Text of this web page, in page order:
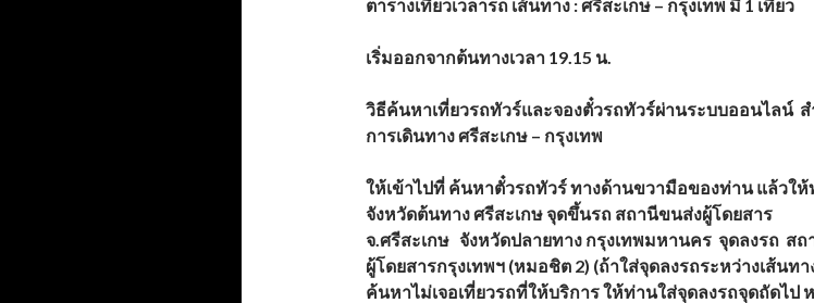
ตารางเที่ยวเวลารถ เส้นทาง : ศรีสะเกษ – กรุงเทพ มี 1 เที่ยว
เริ่มออกจากต้นทางเวลา 19.15 น.
วิธีค้นหาเที่ยวรถทัวร์และจองตั๋วรถทัวร์ผ่านระบบออนไลน์ส
การเดินทาง ศรีสะเกษ – กรุงเทพ
ให้เข้าไปที่ ค้นหาตั๋วรถทัวร์ ทางด้านขวามือของท่าน แล้วให้
จังหวัดต้นทาง ศรีสะเกษ จุดขึ้นรถ สถานีขนส่งผู้โดยสาร
จ.ศรีสะเกษ จังหวัดปลายทาง กรุงเทพมหานคร จุดลงรถ ส
ผู้โดยสารกรุงเทพฯ (หมอชิต 2) (ถ้าใส่จุดลงรถระหว่างเส้นทา
ค้นหาไม่เจอเที่ยวรถที่ให้บริการ ให้ท่านใส่จุดลงรถจุดถัดไป